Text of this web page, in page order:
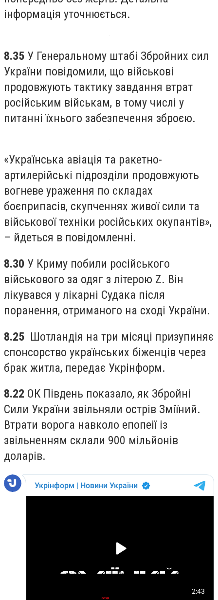
інформація уточнюється.
8.35 У Генеральному штабі Збройних сил
України повідомили, що військові
продовжують тактику завдання втрат
російським військам, в тому числі у
питанні їхнього забезпечення зброєю.
«Українська авіація та ракетно-
артилерійські підрозділи продовжують
вогневе ураження по складах
боєприпасів, скупченнях живої сили та
військової техніки російських окупантів»,
– йдеться в повідомленні.
8.30 У Криму побили російського
військового за одяг з літерою Z. Він
лікувався у лікарні Судака після
поранення, отриманого на сході України.
8.25 Шотландія на три місяці призупиняє
спонсорство українських біженців через
брак житла, передає Укрінформ.
8.22 ОК Південь показало, як Збройні
Сили України звільняли острів Зміїний.
Втрати ворога навколо епопеії із
звільненням склали 900 мільйонів
доларів.